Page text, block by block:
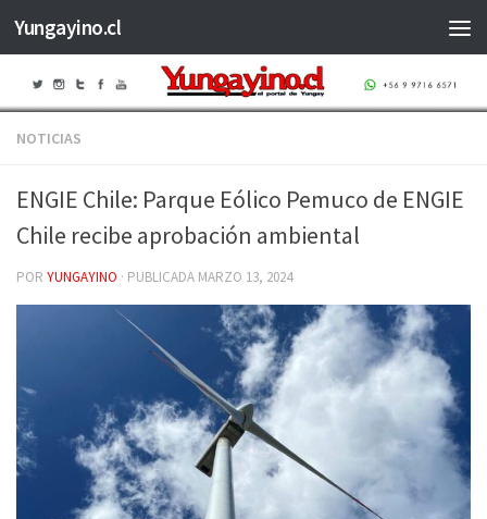
Saltar al contenido
Yungayino.cl
NOTICIAS
ENGIE Chile: Parque Eólico Pemuco de ENGIE
Chile recibe aprobación ambiental
POR YUNGAYINO · PUBLICADA MARZO 13, 2024